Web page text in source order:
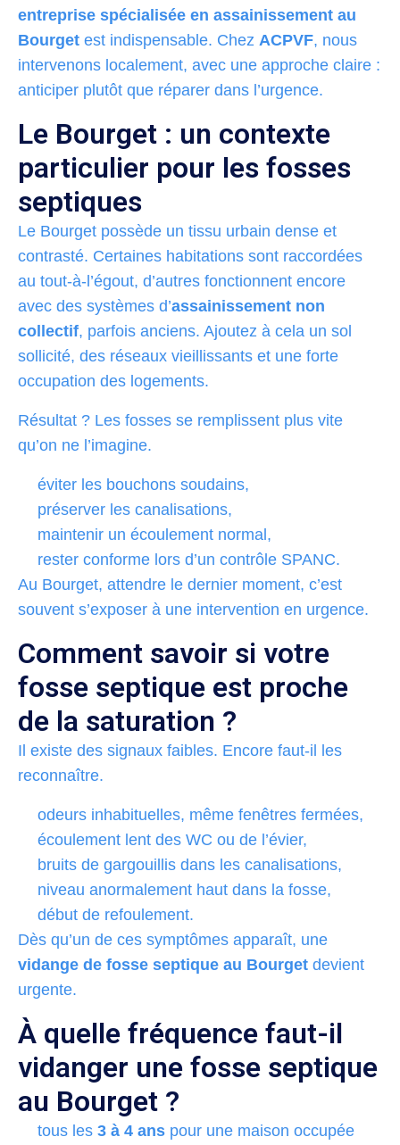
entreprise spécialisée en assainissement au
Bourget est indispensable. Chez ACPVF, nous
intervenons localement, avec une approche claire :
anticiper plutôt que réparer dans l’urgence.
Le Bourget : un contexte
particulier pour les fosses
septiques
Le Bourget possède un tissu urbain dense et
contrasté. Certaines habitations sont raccordées
au tout-à-l’égout, d’autres fonctionnent encore
avec des systèmes d’assainissement non
collectif, parfois anciens. Ajoutez à cela un sol
sollicité, des réseaux vieillissants et une forte
occupation des logements.
Résultat ? Les fosses se remplissent plus vite
qu’on ne l’imagine.
éviter les bouchons soudains,
préserver les canalisations,
maintenir un écoulement normal,
rester conforme lors d’un contrôle SPANC.
Au Bourget, attendre le dernier moment, c’est
souvent s’exposer à une intervention en urgence.
Comment savoir si votre
fosse septique est proche
de la saturation ?
Il existe des signaux faibles. Encore faut-il les
reconnaître.
odeurs inhabituelles, même fenêtres fermées,
écoulement lent des WC ou de l’évier,
bruits de gargouillis dans les canalisations,
niveau anormalement haut dans la fosse,
début de refoulement.
Dès qu’un de ces symptômes apparaît, une
vidange de fosse septique au Bourget devient
urgente.
À quelle fréquence faut-il
vidanger une fosse septique
au Bourget ?
tous les 3 à 4 ans pour une maison occupée